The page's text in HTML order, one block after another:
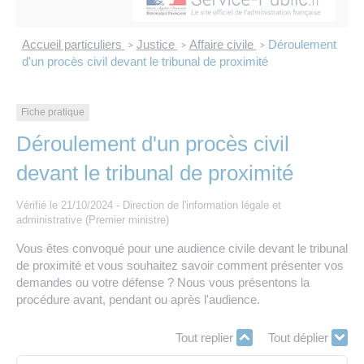
Eau et assainissement
Travaux
Numérique
Annuaire de contacts
Les offres d’emploi de la communauté de
Nos publications
Accueil particuliers > Justice > Affaire civile > Déroulement
d'un procès civil devant le tribunal de proximité
Fiche pratique
Déroulement d'un procès civil
devant le tribunal de proximité
Vérifié le 21/10/2024 - Direction de l'information légale et
administrative (Premier ministre)
Vous êtes convoqué pour une audience civile devant le tribunal
de proximité et vous souhaitez savoir comment présenter vos
demandes ou votre défense ? Nous vous présentons la
procédure avant, pendant ou après l'audience.
Tout replier Tout déplier